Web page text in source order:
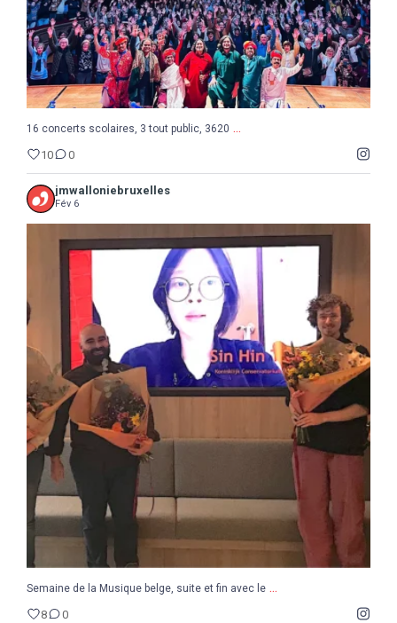
16 concerts scolaires, 3 tout public, 3620 ...
10 0
jmwalloniebruxelles
Fév 6
Semaine de la Musique belge, suite et fin avec le ...
Semaine de la Musique belge, suite et fin avec le ...
8 0